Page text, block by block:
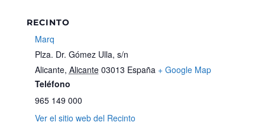
RECINTO
Marq
Plza. Dr. Gómez Ulla, s/n
Alicante, Alicante 03013 España + Google Map
Teléfono
965 149 000
Ver el sitio web del Recinto